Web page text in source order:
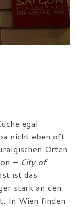
egal
nicht eben oft
Orten
– City of
ist das
stark an den
In Wien finden